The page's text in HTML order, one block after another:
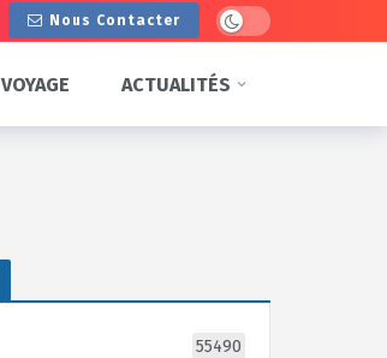
Nous Contacter Dark mode
VOYAGE ACTUALITÉS
55490